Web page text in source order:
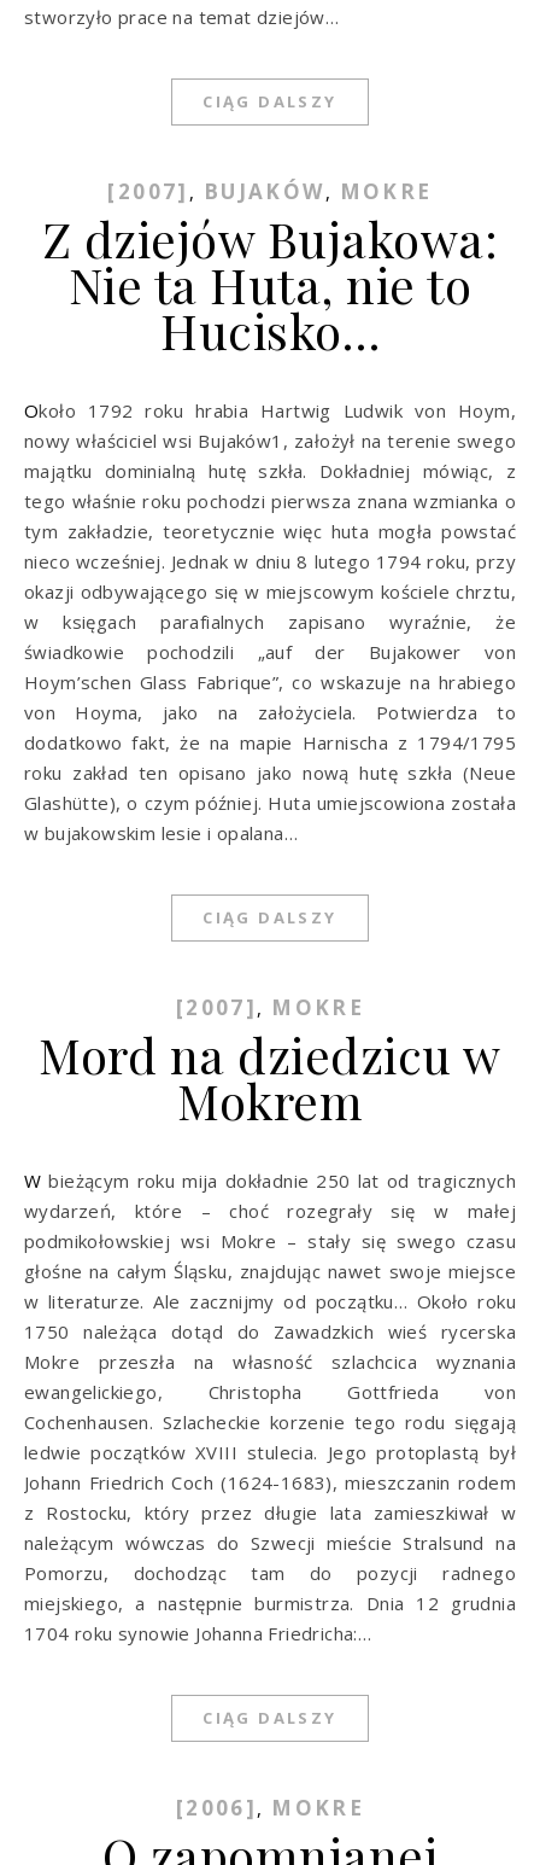
stworzyło prace na temat dziejów…
CIĄG DALSZY
[2007] , BUJAKÓW, MOKRE
Z dziejów Bujakowa:
Nie ta Huta, nie to
Hucisko…
Około 1792 roku hrabia Hartwig Ludwik von Hoym,
nowy właściciel wsi Bujaków1, założył na terenie swego
majątku dominialną hutę szkła. Dokładniej mówiąc, z
tego właśnie roku pochodzi pierwsza znana wzmianka o
tym zakładzie, teoretycznie więc huta mogła powstać
nieco wcześniej. Jednak w dniu 8 lutego 1794 roku, przy
okazji odbywającego się w miejscowym kościele chrztu,
w księgach parafialnych zapisano wyraźnie, że
świadkowie pochodzili „auf der Bujakower von
Hoym’schen Glass Fabrique”, co wskazuje na hrabiego
von Hoyma, jako na założyciela. Potwierdza to
dodatkowo fakt, że na mapie Harnischa z 1794/1795
roku zakład ten opisano jako nową hutę szkła (Neue
Glashütte), o czym później. Huta umiejscowiona została
w bujakowskim lesie i opalana…
CIĄG DALSZY
[2007] , MOKRE
Mord na dziedzicu w
Mokrem
W bieżącym roku mija dokładnie 250 lat od tragicznych
wydarzeń, które – choć rozegrały się w małej
podmikołowskiej wsi Mokre – stały się swego czasu
głośne na całym Śląsku, znajdując nawet swoje miejsce
w literaturze. Ale zacznijmy od początku… Około roku
1750 należąca dotąd do Zawadzkich wieś rycerska
Mokre przeszła na własność szlachcica wyznania
ewangelickiego, Christopha Gottfrieda von
Cochenhausen. Szlacheckie korzenie tego rodu sięgają
ledwie początków XVIII stulecia. Jego protoplastą był
Johann Friedrich Coch (1624-1683), mieszczanin rodem
z Rostocku, który przez długie lata zamieszkiwał w
należącym wówczas do Szwecji mieście Stralsund na
Pomorzu, dochodząc tam do pozycji radnego
miejskiego, a następnie burmistrza. Dnia 12 grudnia
1704 roku synowie Johanna Friedricha:…
CIĄG DALSZY
[2006] , MOKRE